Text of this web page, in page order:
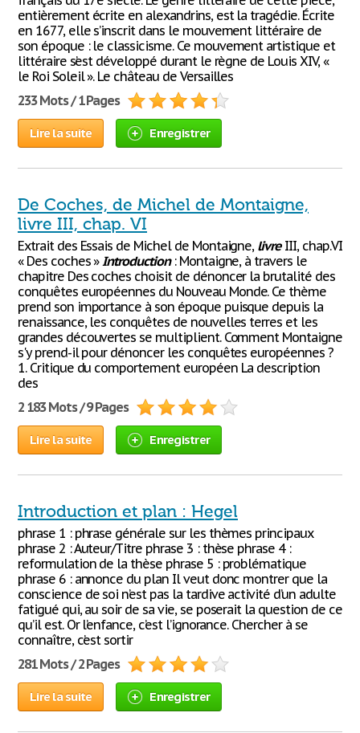
entièrement écrite en alexandrins, est la tragédie. Écrite
en 1677, elle s’inscrit dans le mouvement littéraire de
son époque : le classicisme. Ce mouvement artistique et
littéraire s’est développé durant le règne de Louis XIV, «
le Roi Soleil ». Le château de Versailles
233 Mots / 1 Pages
Lire la suite Enregistrer
De Coches, de Michel de Montaigne,
livre III, chap. VI
Extrait des Essais de Michel de Montaigne, livreIII, chap.VI
« Des coches »Introduction: Montaigne, à travers le
chapitre Des coches choisit de dénoncer la brutalité des
conquêtes européennes du Nouveau Monde. Ce thème
prend son importance à son époque puisque depuis la
renaissance, les conquêtes de nouvelles terres et les
grandes découvertes se multiplient. Comment Montaigne
s'y prend-il pour dénoncer les conquêtes européennes ?
1. Critique du comportement européen La description
des
2 183 Mots / 9 Pages
Lire la suite Enregistrer
Introduction et plan : Hegel
phrase 1 : phrase générale sur les thèmes principaux
phrase 2 : Auteur/Titre phrase 3 : thèse phrase 4 :
reformulation de la thèse phrase 5 : problématique
phrase 6 : annonce du plan Il veut donc montrer que la
conscience de soi n’est pas la tardive activité d’un adulte
fatigué qui, au soir de sa vie, se poserait la question de ce
qu’il est. Or l’enfance, c’est l’ignorance. Chercher à se
connaître, c’est sortir
281 Mots / 2 Pages
Lire la suite Enregistrer